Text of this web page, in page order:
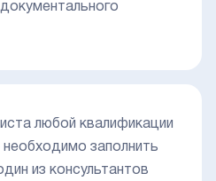
любой квалификации
заполнить
из консультантов